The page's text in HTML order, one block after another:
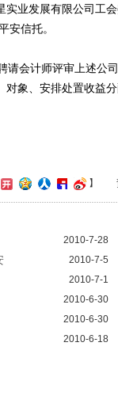
业发展有限公司工
安信托。
会计师评审上述公
象、安排处置收益
】
2010-7-28
2010-7-5
2010-7-1
2010-6-30
2010-6-30
2010-6-18